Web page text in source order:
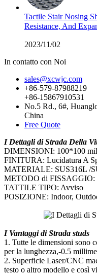
Tactile Stair Nosing
Resistance, And
2023/11/02
In contatto con Noi
sales@xcwjc.com
+86-579-87988219
+86-15867910531
No.5 Rd., 6#,
China
Free Quote
I Dettagli di Strada Della
DIMENSIONI: 100*100
FINITURA: Lucidatura A
MATERIALE: SUS316L /
METODO di FISSAGGIO:
TATTILE TIPO: Avviso
POSIZIONE: Indoor,
I Vantaggi di Strada studs
1. Tutte le dimensioni sono
per la lunghezza,-0.5
2. Superficie Laser/CNC
testo o altro modello e così